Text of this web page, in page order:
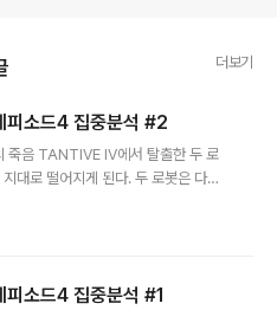
더보기
피소드4 집중분석 #2
음 TANTIVE IV에서 탈출한 두 로
로 떨어지게 된다. 두 로봇은 다툼
중고 로봇을 구하기 위해 자와족과
된다. 벤 케노비를 만난 루크는 바로
소드4 집중분석 #1